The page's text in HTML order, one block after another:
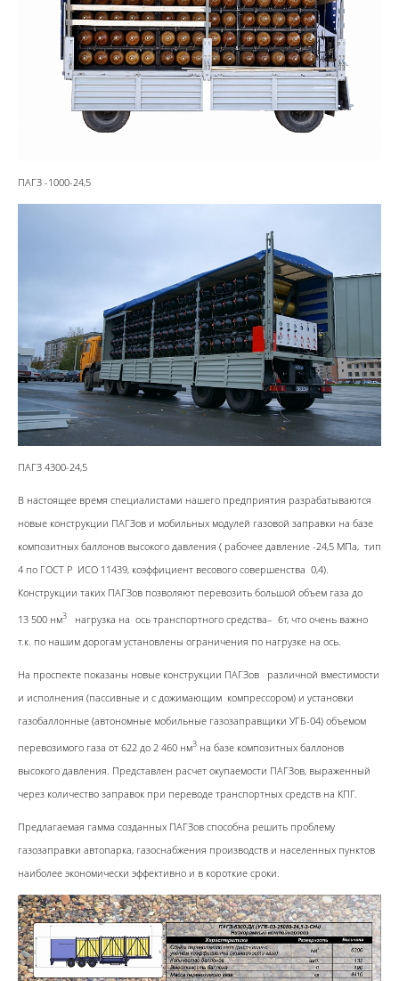
ПАГЗ -1000-24,5
ПАГЗ 4300-24,5
В настоящее время специалистами нашего предприятия разрабатываются
новые конструкции ПАГЗов и мобильных модулей газовой заправки на базе
композитных баллонов высокого давления ( рабочее давление -24,5 МПа, тип
4 по ГОСТ Р ИСО 11439, коэффициент весового совершенства 0,4).
Конструкции таких ПАГЗов позволяют перевозить большой объем газа до
13 500 нм3 нагрузка на ось транспортного средства– 6т, что очень важно
т.к. по нашим дорогам установлены ограничения по нагрузке на ось.
На проспекте показаны новые конструкции ПАГЗов различной вместимости
и исполнения (пассивные и с дожимающим компрессором) и установки
газобаллонные (автономные мобильные газозаправщики УГБ-04) объемом
перевозимого газа от 622 до 2 460 нм3 на базе композитных баллонов
высокого давления. Представлен расчет окупаемости ПАГЗов, выраженный
через количество заправок при переводе транспортных средств на КПГ.
Предлагаемая гамма созданных ПАГЗов способна решить проблему
газозаправки автопарка, газоснабжения производств и населенных пунктов
наиболее экономически эффективно и в короткие сроки.